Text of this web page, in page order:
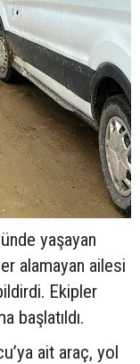
yaşayan
alamayan ailesi
Ekipler
başlatıldı.
ait araç, yol